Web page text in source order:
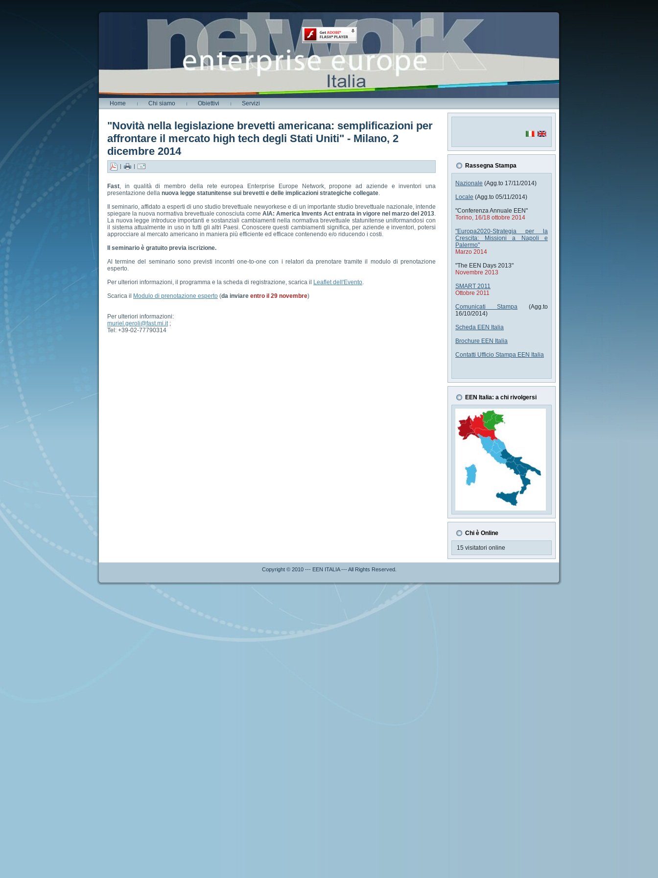
Home Chi siamo Obiettivi Servizi
"Novità nella legislazione brevetti americana: semplificazioni per
affrontare il mercato high tech degli Stati Uniti" - Milano, 2
dicembre 2014
| |
Fast , in qualità di membro della rete europea Enterprise Europe Network, propone ad aziende e inventori una
presentazione della nuova legge statunitense sui brevetti e delle implicazioni strategiche collegate
Il seminario, affidato a esperti di uno studio brevettuale newyorkese e di un importante studio brevettuale nazionale, intende
spiegare la nuova normativa brevettuale conosciuta come AIA: America Invents Act entrata in vigore nel marzo del 2013
La nuova legge introduce importanti e sostanziali cambiamenti nella normativa brevettuale statunitense uniformandosi con
il sistema attualmente in uso in tutti gli altri Paesi. Conoscere questi cambiamenti significa, per aziende e inventori, potersi
approcciare al mercato americano in maniera più efficiente ed efficace contenendo e/o riducendo i costi.
Il seminario è gratuito previa iscrizione.
Al termine del seminario sono previsti incontri one-to-one con i relatori da prenotare tramite il modulo di prenotazione
esperto.
Per ulteriori informazioni, il programma e la scheda di registrazione, scarica il Leaflet dell'Evento
Scarica il Modulo di prenotazione esperto (da inviare entro il 29 novembre)
Per ulteriori informazioni:
muriel.geroli@fast.mi.it ;
Tel: +39-02-77790314
Rassegna Stampa
Nazionale (Agg.to 17/11/2014)
Locale (Agg.to 05/11/2014)
"Conferenza Annuale EEN"
Torino, 16/18 ottobre 2014
"Europa2020-Strategia per la
Crescita: Missioni a Napoli e
Palermo"
Marzo 2014
"The EEN Days 2013"
Novembre 2013
SMART 2011
Ottobre 2011
Comunicati Stampa (Agg.to
16/10/2014)
Scheda EEN Italia
Brochure EEN Italia
Contatti Ufficio Stampa EEN Italia
EEN Italia: a chi rivolgersi
Chi è Online
15 visitatori online
Copyright © 2010 --- EEN ITALIA --- All Rights Reserved.